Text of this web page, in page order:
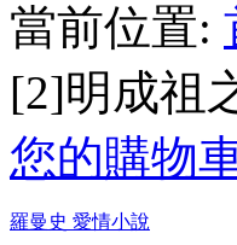
當前位置:
[2]明成祖
您的購物
羅曼史 愛情小說